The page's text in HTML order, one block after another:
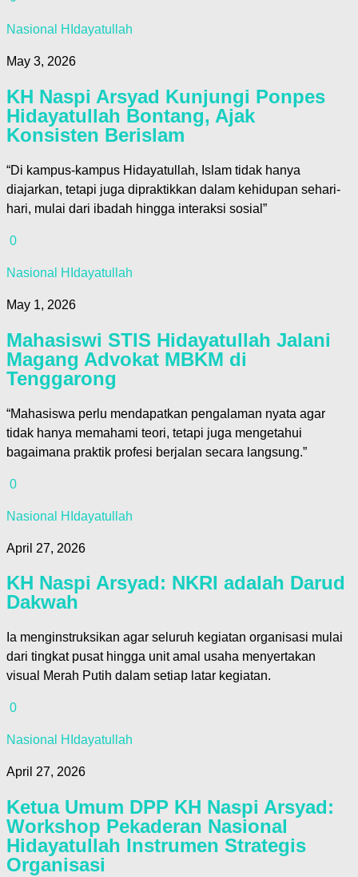
Nasional HIdayatullah
May 3, 2026
KH Naspi Arsyad Kunjungi Ponpes
Hidayatullah Bontang, Ajak
Konsisten Berislam
“Di kampus-kampus Hidayatullah, Islam tidak hanya
diajarkan, tetapi juga dipraktikkan dalam kehidupan sehari-
hari, mulai dari ibadah hingga interaksi sosial”
0
Nasional HIdayatullah
May 1, 2026
Mahasiswi STIS Hidayatullah Jalani
Magang Advokat MBKM di
Tenggarong
“Mahasiswa perlu mendapatkan pengalaman nyata agar
tidak hanya memahami teori, tetapi juga mengetahui
bagaimana praktik profesi berjalan secara langsung.”
0
Nasional HIdayatullah
April 27, 2026
KH Naspi Arsyad: NKRI adalah Darud
Dakwah
Ia menginstruksikan agar seluruh kegiatan organisasi mulai
dari tingkat pusat hingga unit amal usaha menyertakan
visual Merah Putih dalam setiap latar kegiatan.
0
Nasional HIdayatullah
April 27, 2026
Ketua Umum DPP KH Naspi Arsyad:
Workshop Pekaderan Nasional
Hidayatullah Instrumen Strategis
Organisasi